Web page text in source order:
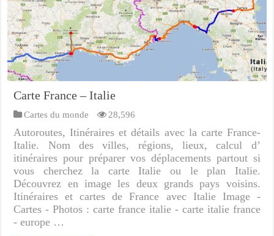
Carte France – Italie
Cartes du monde 28,596
Autoroutes, Itinéraires et détails avec la carte France-
Italie. Nom des villes, régions, lieux, calcul d’
itinéraires pour préparer vos déplacements partout si
vous cherchez la carte Italie ou le plan Italie.
Découvrez en image les deux grands pays voisins.
Itinéraires et cartes de France avec Italie Image -
Cartes - Photos : carte france italie - carte italie france
- europe …